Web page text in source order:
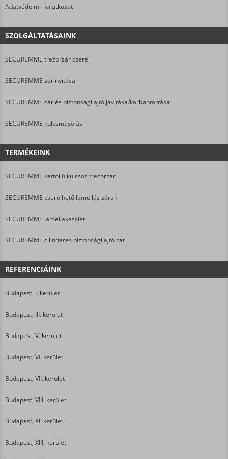
Adatvédelmi nyilatkozat
SZOLGÁLTATÁSAINK
SECUREMME trezorzár csere
SECUREMME zár nyitása
SECUREMME zár és biztonsági ajtó javítása/karbantartása
SECUREMME kulcsmásolás
TERMÉKEINK
SECUREMME kéttollú kulcsos trezorzár
SECUREMME cserélhető lamellás zárak
SECUREMME lamellakészlet
SECUREMME cilinderes biztonsági ajtó zár
REFERENCIÁINK
Budapest, I. kerület
Budapest, III. kerület
Budapest, V. kerület
Budapest, VI. kerület
Budapest, VII. kerület
Budapest, VIII. kerület
Budapest, XI. kerület
Budapest, XIII. kerület